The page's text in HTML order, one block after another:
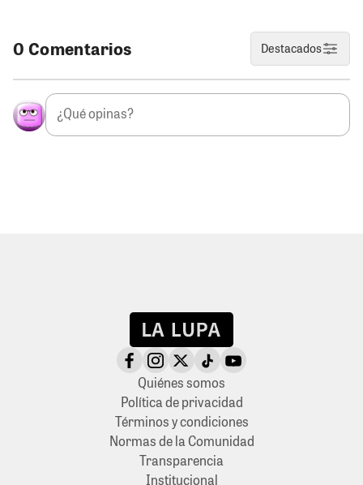
0 Comentarios Destacados
Quiénes somos
Política de privacidad
Términos y condiciones
Normas de la Comunidad
Transparencia
Institucional